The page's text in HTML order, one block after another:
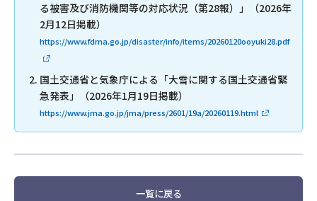
る被害及び消防機関等の対応状況（第28報）」（2026年
2月12日掲載）
https://www.fdma.go.jp/disaster/info/items/20260120ooyuki28.pdf
国土交通省と気象庁による「大雪に関する国土交通省緊
急発表」（2026年1月19日掲載）
https://www.jma.go.jp/jma/press/2601/19a/20260119.html
一覧に戻る